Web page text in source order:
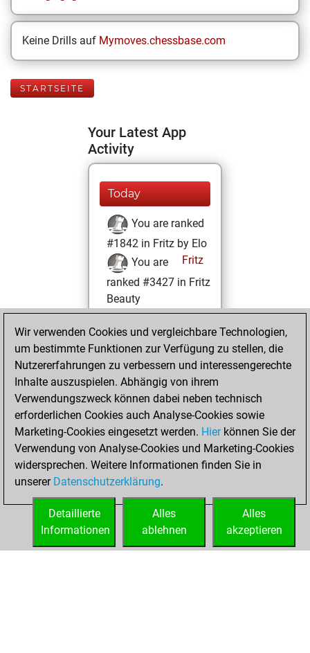
Keine Drills auf Mymoves.chessbase.com
STARTSEITE
Your Latest App
Activity
Today
You are ranked
#1842 in Fritz by Elo
Fritz
You are
ranked #3427 in Fritz
Beauty
Donnerstag,
Januar 16, 2025
You won
against Fritz
Fritz
You achieved a
BeautyScore of 108
You achieved a
new Elo of 1667
You created
your Fritz account
Wir verwenden Cookies und vergleichbare Technologien,
um bestimmte Funktionen zur Verfügung zu stellen, die
Nutzererfahrungen zu verbessern und interessengerechte
Inhalte auszuspielen. Abhängig von ihrem
Verwendungszweck können dabei neben technisch
erforderlichen Cookies auch Analyse-Cookies sowie
Marketing-Cookies eingesetzt werden. Hierkönnen Sie der
Verwendung von Analyse-Cookies und Marketing-Cookies
widersprechen. Weitere Informationen finden Sie in
unserer Datenschutzerklärung.
Alles
akzeptieren
Alles
ablehnen
Detaillierte
Informationen